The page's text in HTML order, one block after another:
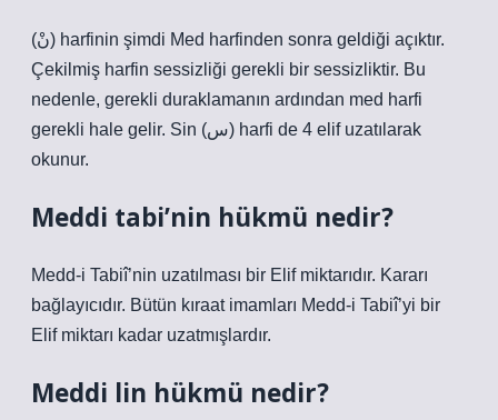
(نْ) harfinin şimdi Med harfinden sonra geldiği açıktır.
Çekilmiş harfin sessizliği gerekli bir sessizliktir. Bu
nedenle, gerekli duraklamanın ardından med harfi
gerekli hale gelir. Sin (س) harfi de 4 elif uzatılarak
okunur.
Meddi tabi’nin hükmü nedir?
Medd-i Tabiî’nin uzatılması bir Elif miktarıdır. Kararı
bağlayıcıdır. Bütün kıraat imamları Medd-i Tabiî’yi bir
Elif miktarı kadar uzatmışlardır.
Meddi lin hükmü nedir?